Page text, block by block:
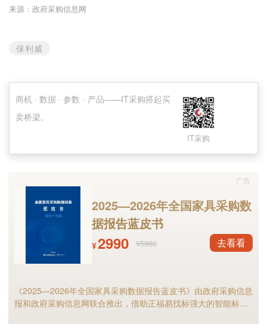
针对日益增长的用户需求和直播策划、服务等
播舱，有针对性地解决了直播间场地搭建难、维
修贵、直播设施参差不齐、直播数据难以追踪等
在最新升级的2.8版本中，直播舱不仅对绿
合理的布局，还对软件层面进行了优化，只要进
入直播间便可“一键开播”，打造了一个云端一体
化集成的全新教学空间。
来源：政府采购信息网
保利威
商机 · 数据 · 参数 · 产品——IT采购搭起买
卖桥梁。
IT采购
2025—2026年全国家具采购数
据报告蓝皮书
¥2990 ¥5980 去看看
《2025—2026年全国家具采购数据报告蓝皮书》由政府采购信息
报和政府采购信息网联合推出，借助正福易找标强大的智能标讯
广告